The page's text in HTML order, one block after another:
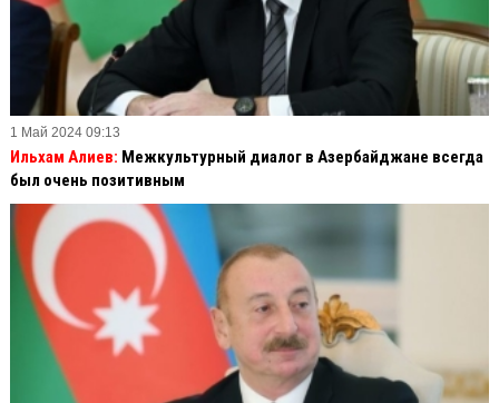
1 Май 2024 09:13
Ильхам Алиев: Межкультурный диалог в Азербайджане всегда
был очень позитивным